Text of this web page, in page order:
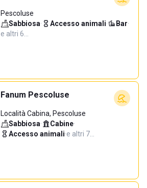
Pescoluse
Sabbiosa· Accesso animali· Bar·
e altri 6…
Fanum Pescoluse
Località Cabina, Pescoluse
Sabbiosa· Cabine·
Accesso animali·e altri 7…